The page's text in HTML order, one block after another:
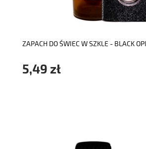
ZAPACH DO ŚWIEC W SZKLE - BLACK
5,49 zł